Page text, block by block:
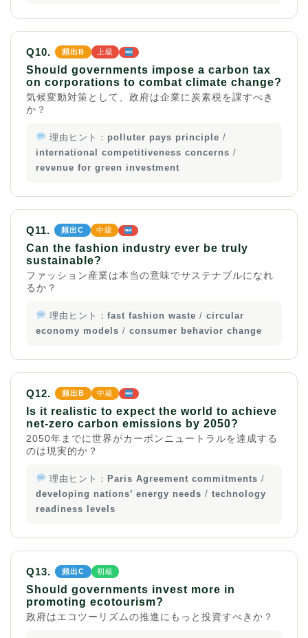
Q10. 頻出B 上級
Should governments impose a carbon tax
on corporations to combat climate change?
気候変動対策として、政府は企業に炭素税を課すべき
か？
理由ヒント： polluter pays principle /
international competitiveness concerns /
revenue for green investment
Q11. 頻出C 中級
Can the fashion industry ever be truly
sustainable?
ファッション産業は本当の意味でサステナブルになれ
るか？
理由ヒント： fast fashion waste / circular
economy models / consumer behavior change
Q12. 頻出B 中級
Is it realistic to expect the world to achieve
net-zero carbon emissions by 2050?
2050年までに世界がカーボンニュートラルを達成する
のは現実的か？
理由ヒント： Paris Agreement commitments /
developing nations’ energy needs / technology
readiness levels
Q13. 頻出C 初級
Should governments invest more in
promoting ecotourism?
政府はエコツーリズムの推進にもっと投資すべきか？